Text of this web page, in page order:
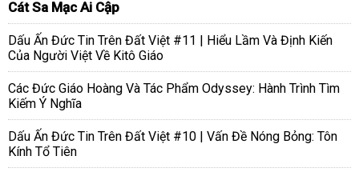
Cát Sa Mạc Ai Cập
Dấu Ấn Đức Tin Trên Đất Việt #11 | Hiểu Lầm Và Định Kiến
Của Người Việt Về Kitô Giáo
Các Đức Giáo Hoàng Và Tác Phẩm Odyssey: Hành Trình Tìm
Kiếm Ý Nghĩa
Dấu Ấn Đức Tin Trên Đất Việt #10 | Vấn Đề Nóng Bỏng: Tôn
Kính Tổ Tiên